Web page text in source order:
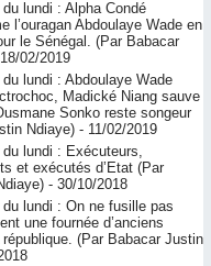
du lundi : Alpha Condé
l’ouragan Abdoulaye Wade en
le Sénégal. (Par Babacar
02/2019
du lundi : Abdoulaye Wade
Madické Niang sauve
Sonko reste songeur
Ndiaye) - 11/02/2019
du lundi : Exécuteurs,
et exécutés d’Etat (Par
- 30/10/2018
du lundi : On ne fusille pas
une fournée d’anciens
(Par Babacar Justin